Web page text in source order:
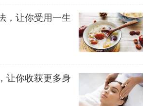
，让你受用一生
让你收获更多身